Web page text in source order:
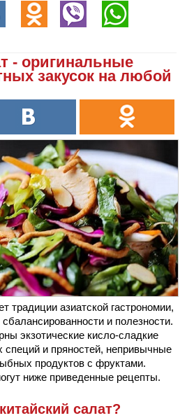
- оригинальные
закусок на любой
традиции азиатской гастрономии,
и полезности.
экзотические кисло-сладкие
специй и пряностей, непривычные
продуктов с фруктами.
ниже приведенные рецепты.
салат?